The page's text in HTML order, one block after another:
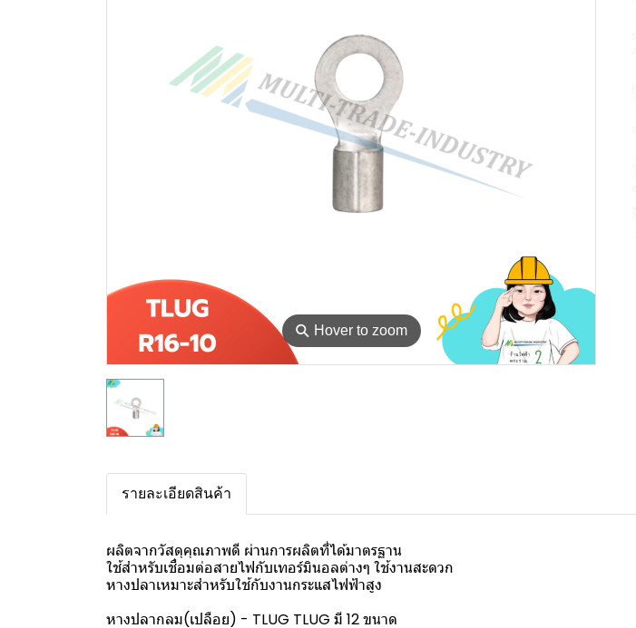
⚲ Hover to zoom
รายละเอียดสินค้า
ผลิตจากวัสดุคุณภาพดี ผ่านการผลิตที่ได้มาตรฐาน
ใช้สำหรับเชื่อมต่อสายไฟกับเทอร์มินอลต่างๆ ใช้งานสะดวก
หางปลาเหมาะสำหรับใช้กับงานกระแสไฟฟ้าสูง
หางปลากลม(เปลือย) - TLUG TLUG มี 12 ขนาด